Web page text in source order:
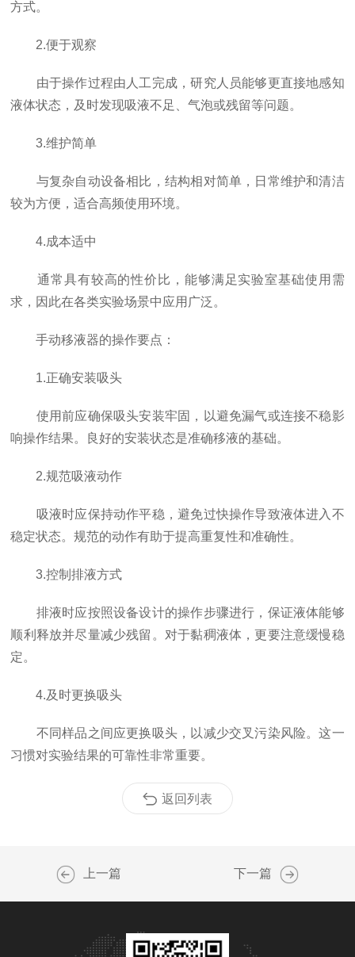
方式。
2.便于观察
由于操作过程由人工完成，研究人员能够更直接地感知
液体状态，及时发现吸液不足、气泡或残留等问题。
3.维护简单
与复杂自动设备相比，结构相对简单，日常维护和清洁
较为方便，适合高频使用环境。
4.成本适中
通常具有较高的性价比，能够满足实验室基础使用需
求，因此在各类实验场景中应用广泛。
手动移液器的操作要点：
1.正确安装吸头
使用前应确保吸头安装牢固，以避免漏气或连接不稳影
响操作结果。良好的安装状态是准确移液的基础。
2.规范吸液动作
吸液时应保持动作平稳，避免过快操作导致液体进入不
稳定状态。规范的动作有助于提高重复性和准确性。
3.控制排液方式
排液时应按照设备设计的操作步骤进行，保证液体能够
顺利释放并尽量减少残留。对于黏稠液体，更要注意缓慢稳
定。
4.及时更换吸头
不同样品之间应更换吸头，以减少交叉污染风险。这一
习惯对实验结果的可靠性非常重要。
返回列表
上一篇 下一篇